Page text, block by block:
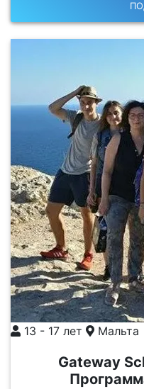
13 - 17 лет Мальта
Gateway